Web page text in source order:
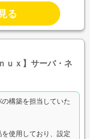
る
ｕｘ】サーバ・ネ
構築を担当していた
使用しており、設定